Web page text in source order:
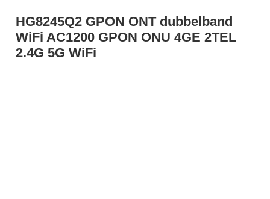
HG8245Q2 GPON ONT dubbelband
WiFi AC1200 GPON ONU 4GE 2TEL
2.4G 5G WiFi